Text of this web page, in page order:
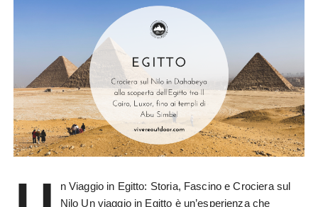
n Viaggio in Egitto: Storia, Fascino e Crociera sul
Nilo Un viaggio in Egitto è un’esperienza che